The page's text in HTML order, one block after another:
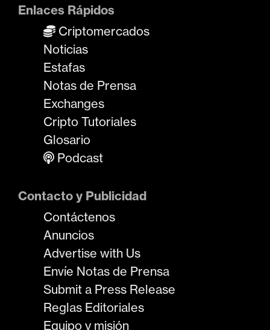
Enlaces Rápidos
Criptomercados
Noticias
Estafas
Notas de Prensa
Exchanges
Cripto Tutoriales
Glosario
Podcast
Contacto y Publicidad
Contáctenos
Anuncios
Advertise with Us
Envíe Notas de Prensa
Submit a Press Release
Reglas Editoriales
Equipo y misión